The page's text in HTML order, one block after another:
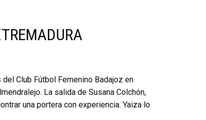
Club Fútbol Femenino Badajoz en
La salida de Susana Colchón,
una portera con experiencia. Yaiza lo